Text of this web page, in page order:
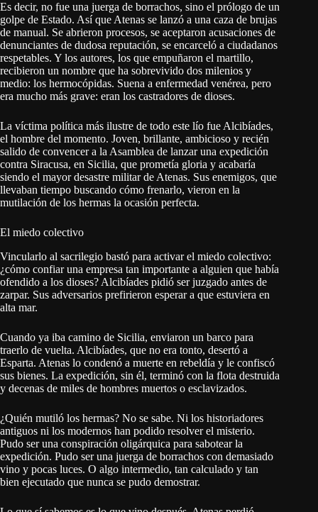
Es decir, no fue una juerga de borrachos, sino el prólogo de un
golpe de Estado. Así que Atenas se lanzó a una caza de brujas
de manual. Se abrieron procesos, se aceptaron acusaciones de
denunciantes de dudosa reputación, se encarceló a ciudadanos
respetables. Y los autores, los que empuñaron el martillo,
recibieron un nombre que ha sobrevivido dos milenios y
medio: los hermocópidas. Suena a enfermedad venérea, pero
era mucho más grave: eran los castradores de dioses.
La víctima política más ilustre de todo este lío fue Alcibíades,
el hombre del momento. Joven, brillante, ambicioso y recién
salido de convencer a la Asamblea de lanzar una expedición
contra Siracusa, en Sicilia, que prometía gloria y acabaría
siendo el mayor desastre militar de Atenas. Sus enemigos, que
llevaban tiempo buscando cómo frenarlo, vieron en la
mutilación de los hermas la ocasión perfecta.
El miedo colectivo
Vincularlo al sacrilegio bastó para activar el miedo colectivo:
¿cómo confiar una empresa tan importante a alguien que había
ofendido a los dioses? Alcibíades pidió ser juzgado antes de
zarpar. Sus adversarios prefirieron esperar a que estuviera en
alta mar.
Cuando ya iba camino de Sicilia, enviaron un barco para
traerlo de vuelta. Alcibíades, que no era tonto, desertó a
Esparta. Atenas lo condenó a muerte en rebeldía y le confiscó
sus bienes. La expedición, sin él, terminó con la flota destruida
y decenas de miles de hombres muertos o esclavizados.
¿Quién mutiló los hermas? No se sabe. Ni los historiadores
antiguos ni los modernos han podido resolver el misterio.
Pudo ser una conspiración oligárquica para sabotear la
expedición. Pudo ser una juerga de borrachos con demasiado
vino y pocas luces. O algo intermedio, tan calculado y tan
bien ejecutado que nunca se pudo demostrar.